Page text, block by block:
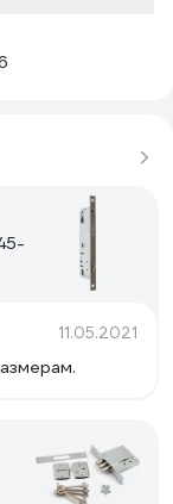
11.05.2021